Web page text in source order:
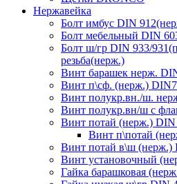
Нержавейка
Болт имбус DIN
Болт мебельный DIN
Болт ш/гр DIN 933/
резьба(нерж.)
Винт барашек нерж.
Винт п\сф. (нерж.)
Винт полукр.вн./ш.
Винт полукр.вн/ш с
Винт потай (нерж.) DIN
Винт п\потай
Винт потай в\ш (нерж.)
Винт установочный
Гайка барашковая